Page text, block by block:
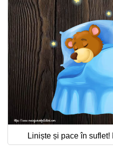
Liniște și pace în